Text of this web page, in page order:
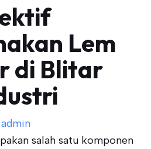
Lem
di Blitar
admin
salah satu komponen